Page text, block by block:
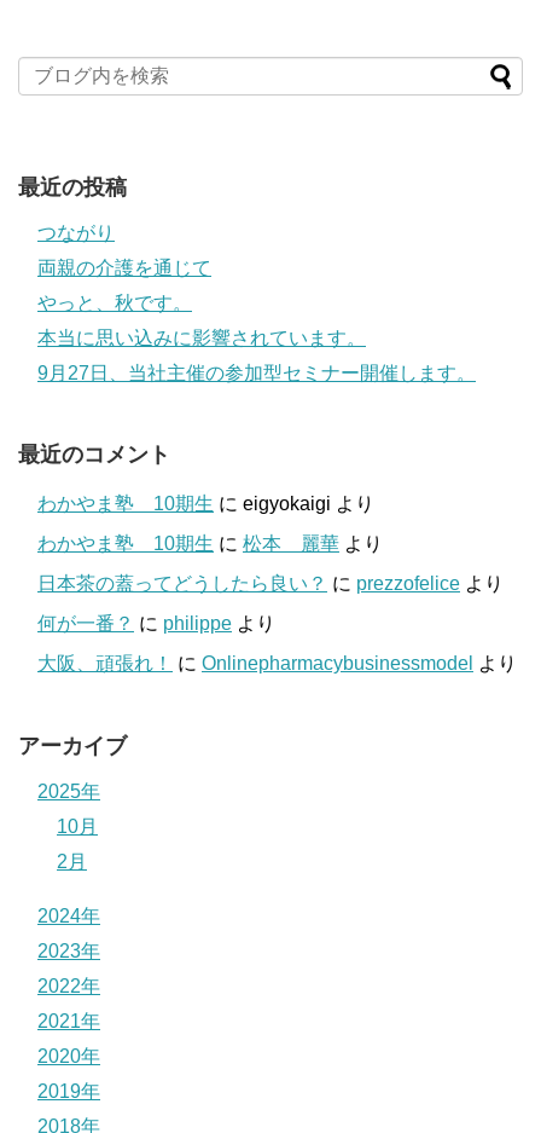
最近の投稿
つながり
両親の介護を通じて
やっと、秋です。
本当に思い込みに影響されています。
9月27日、当社主催の参加型セミナー開催します。
最近のコメント
わかやま塾 10期生 に eigyokaigi より
わかやま塾 10期生 に 松本 麗華 より
日本茶の蓋ってどうしたら良い？ に prezzofelice より
何が一番？ に philippe より
大阪、頑張れ！
に Onlinepharmacybusinessmodel より
アーカイブ
2025年
10月
2月
2024年
2023年
2022年
2021年
2020年
2019年
2018年